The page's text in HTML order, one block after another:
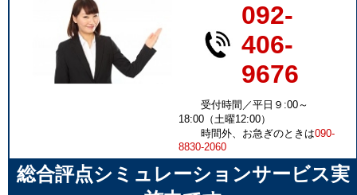
092-
406-
9676
受付時間／平日９:00～
18:00（土曜12:00）
時間外、お急ぎのときは090-
8830-2060
総合評点シミュレーションサービス実